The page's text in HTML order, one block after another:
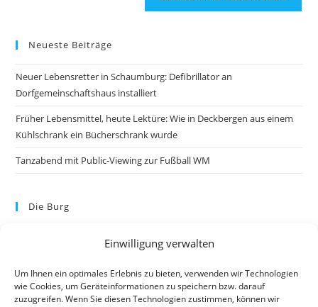
Einwilligung verwalten
Um Ihnen ein optimales Erlebnis zu bieten, verwenden wir Technologien
wie Cookies, um Geräteinformationen zu speichern bzw. darauf
zuzugreifen. Wenn Sie diesen Technologien zustimmen, können wir
Neueste Beiträge
Neuer Lebensretter in Schaumburg: Defibrillator an
Dorfgemeinschaftshaus installiert
Früher Lebensmittel, heute Lektüre: Wie in Deckbergen aus einem
Kühlschrank ein Bücherschrank wurde
Tanzabend mit Public-Viewing zur Fußball WM
Die Burg